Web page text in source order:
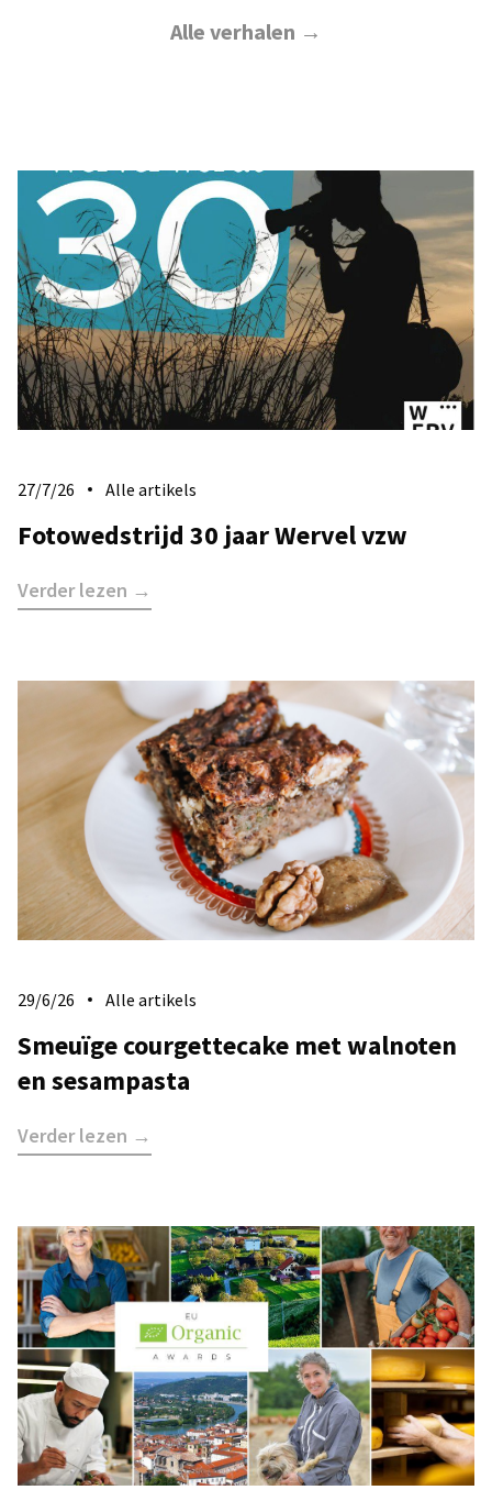
Alle verhalen →
27/7/26 Alle artikels
Fotowedstrijd 30 jaar Wervel vzw
Verder lezen →
29/6/26 Alle artikels
​Smeuïge courgettecake met walnoten
en sesampasta
Verder lezen →